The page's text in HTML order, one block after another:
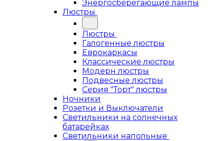
Энергосберегающие лампы
Люстры
Люстры
Галогенные люстры
Еврокаркасы
Классические люстры
Модерн люстры
Подвесные люстры
Серия "Торт" люстры
Ночники
Розетки и Выключатели
Светильники на солнечных
батарейках
Светильники напольные